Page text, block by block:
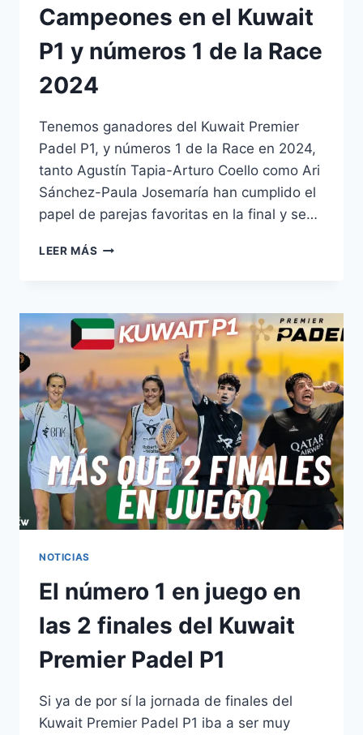
Campeones en el Kuwait
P1 y números 1 de la Race
2024
Tenemos ganadores del Kuwait Premier
Padel P1, y números 1 de la Race en 2024,
tanto Agustín Tapia-Arturo Coello como Ari
Sánchez-Paula Josemaría han cumplido el
papel de parejas favoritas en la final y se…
LEER MÁS
NOTICIAS
El número 1 en juego en
las 2 finales del Kuwait
Premier Padel P1
Si ya de por sí la jornada de finales del
Kuwait Premier Padel P1 iba a ser muy